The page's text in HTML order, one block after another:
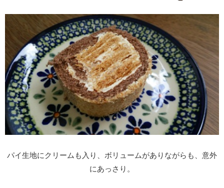
パイ生地にクリームも入り、ボリュームがありながらも、意外
にあっさり。